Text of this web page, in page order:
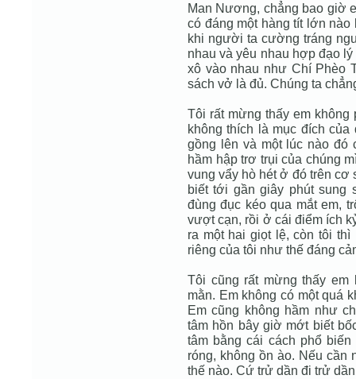
Man Nương, chẳng bao giờ
có đáng một hàng tít lớn
khi người ta cường tráng
nhau và yêu nhau hợp đạo
xô vào nhau như Chí Phèo
sách vở là đủ. Chúng ta
Tôi rất mừng thấy em
không thích là mục đích
gồng lên và một lúc nào đó
hầm hập trơ trụi của chúng
vung vẩy hò hét ở đó trên cơ
biết tới gần giây phút sung
đùng đục kéo qua mắt em,
vượt cạn, rồi ở cái điểm ích
ra một hai giọt lệ, còn tôi
riêng của tôi như thế đáng
Tôi cũng rất mừng thấy
mằn. Em không có một quá
Em cũng không hầm như
tâm hồn bây giờ mớt biết
tâm bằng cái cách phổ
róng, không ồn ào. Nếu cần
thế nào. Cứ trử dần đi trử